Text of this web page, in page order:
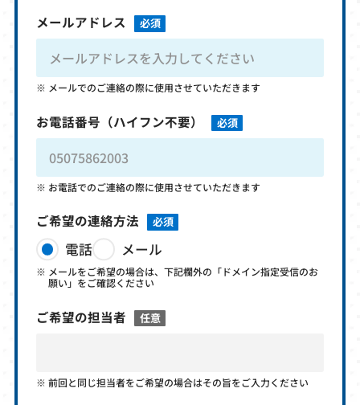
メールアドレス 必須
メールでのご連絡の際に使用させていただきます
お電話番号 （ハイフン不要） 必須
お電話でのご連絡の際に使用させていただきます
ご希望の連絡方法 必須
電話 メール
メールをご希望の場合は、下記欄外の「ドメイン指定受信のお
願い」をご確認ください
ご希望の担当者 任意
前回と同じ担当者をご希望の場合はその旨をご入力ください